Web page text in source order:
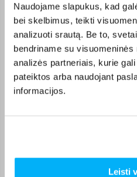
Naudojame slapukus, kad
bei skelbimus, teikti
analizuoti srautą. Be to,
bendriname su
analizės partneriais, kurie
pateiktos arba naudojant
informacijos.
Leisti
paprastai pristatomos per 1–2
kiekvienos prekės pristatymo
puslapyje.
Tinkamą prekę iš NAS duomenų
pristatysime per nurodytą
užsakymą atsiimti patys,
galėsite atsiimti mūsų biure Kaune.
Pirkėjų